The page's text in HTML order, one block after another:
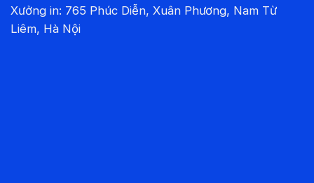
Xưởng in: 765 Phúc Diễn, Xuân Phương, Nam Từ
Liêm, Hà Nội